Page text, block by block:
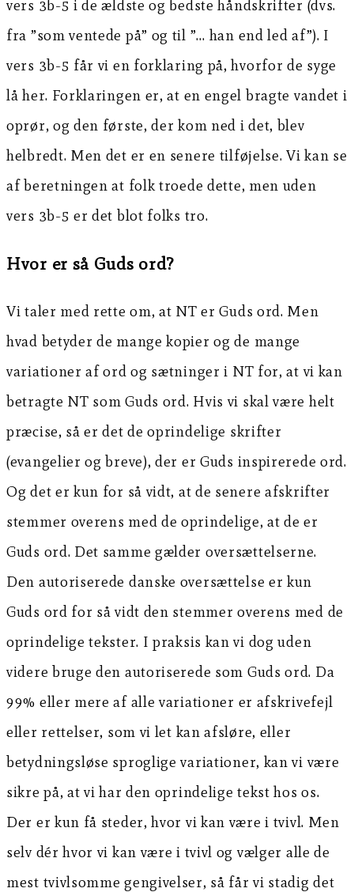
vers 3b-5 i de ældste og bedste håndskrifter (dvs.
fra ”som ventede på” og til ”… han end led af”). I
vers 3b-5 får vi en forklaring på, hvorfor de syge
lå her. Forklaringen er, at en engel bragte vandet i
oprør, og den første, der kom ned i det, blev
helbredt. Men det er en senere tilføjelse. Vi kan se
af beretningen at folk troede dette, men uden
vers 3b-5 er det blot folks tro.
Hvor er så Guds ord?
Vi taler med rette om, at NT er Guds ord. Men
hvad betyder de mange kopier og de mange
variationer af ord og sætninger i NT for, at vi kan
betragte NT som Guds ord. Hvis vi skal være helt
præcise, så er det de oprindelige skrifter
(evangelier og breve), der er Guds inspirerede ord.
Og det er kun for så vidt, at de senere afskrifter
stemmer overens med de oprindelige, at de er
Guds ord. Det samme gælder oversættelserne.
Den autoriserede danske oversættelse er kun
Guds ord for så vidt den stemmer overens med de
oprindelige tekster. I praksis kan vi dog uden
videre bruge den autoriserede som Guds ord. Da
99% eller mere af alle variationer er afskrivefejl
eller rettelser, som vi let kan afsløre, eller
betydningsløse sproglige variationer, kan vi være
sikre på, at vi har den oprindelige tekst hos os.
Der er kun få steder, hvor vi kan være i tvivl. Men
selv dér hvor vi kan være i tvivl og vælger alle de
mest tvivlsomme gengivelser, så får vi stadig det